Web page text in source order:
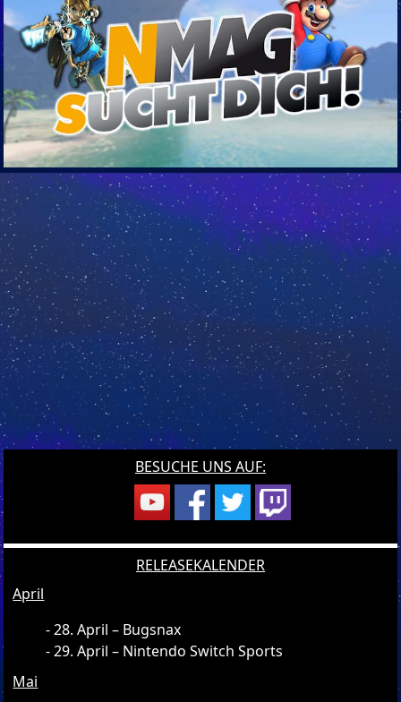
BESUCHE UNS AUF:
RELEASEKALENDER
April
28. April – Bugsnax
29. April – Nintendo Switch Sports
Mai